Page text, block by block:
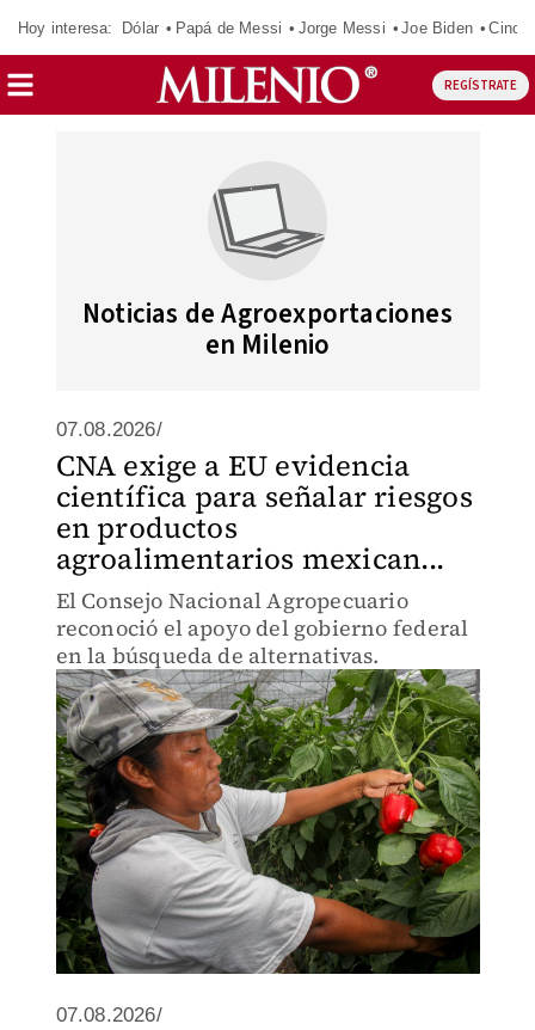
Hoy interesa: Dólar Papá de Messi Jorge Messi Joe Biden
REGÍSTRATE
Noticias de Agroexportaciones
en Milenio
07.08.2026/
CNA exige a EU evidencia
científica para señalar riesgos
en productos
agroalimentarios mexican...
El Consejo Nacional Agropecuario
reconoció el apoyo del gobierno federal
en la búsqueda de alternativas.
07.08.2026/